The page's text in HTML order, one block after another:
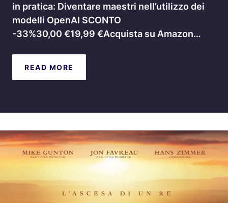
in pratica: Diventare maestri nell’utilizzo dei
modelli OpenAI SCONTO
-33%30,00 €19,99 €Acquista su Amazon…
READ MORE